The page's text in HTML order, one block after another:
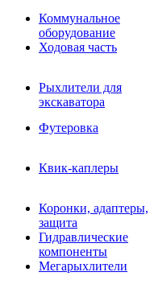
Коммунальное
оборудование
Ходовая часть
Рыхлители для
экскаватора
Футеровка
Квик-каплеры
Коронки, адаптеры,
защита
Гидравлические
компоненты
Мегарыхлители